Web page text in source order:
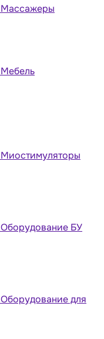
Массажеры
Мебель
Миостимуляторы
Оборудование БУ
Оборудование для